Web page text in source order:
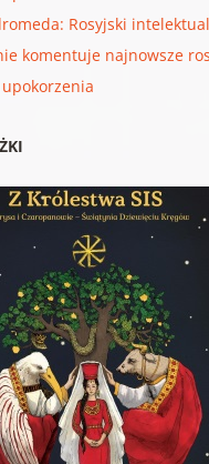
Rosyjski
komentuje najnowsze